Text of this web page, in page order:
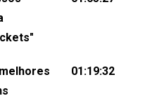
FlorêncioEdição de
01:19:32